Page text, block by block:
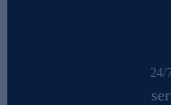
24/